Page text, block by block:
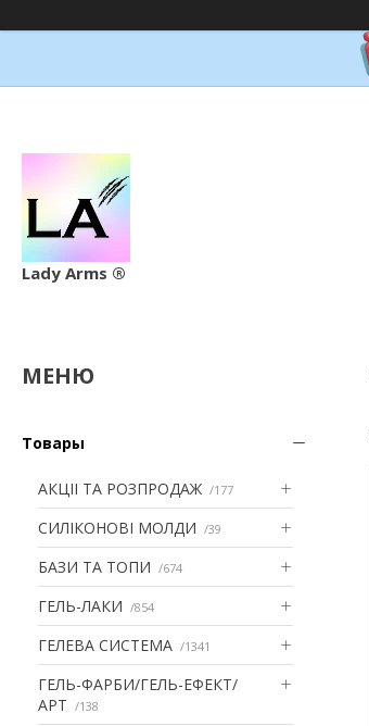
Lady Arms ®
Товары
АКЦІІ ТА РОЗПРОДАЖ 177
СИЛІКОНОВІ МОЛДИ 39
БАЗИ ТА ТОПИ 674
ГЕЛЬ-ЛАКИ 854
ГЕЛЕВА СИСТЕМА 1341
ГЕЛЬ-ФАРБИ/ГЕЛЬ-ЕФЕКТ/
АРТ
138